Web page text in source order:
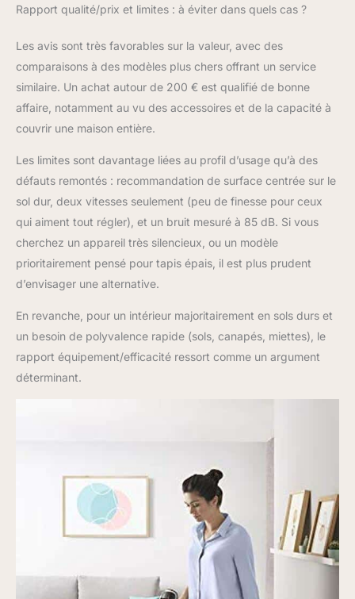
Rapport qualité/prix et limites : à éviter dans quels cas ?
Les avis sont très favorables sur la valeur, avec des
comparaisons à des modèles plus chers offrant un service
similaire. Un achat autour de 200 € est qualifié de bonne
affaire, notamment au vu des accessoires et de la capacité à
couvrir une maison entière.
Les limites sont davantage liées au profil d’usage qu’à des
défauts remontés : recommandation de surface centrée sur le
sol dur, deux vitesses seulement (peu de finesse pour ceux
qui aiment tout régler), et un bruit mesuré à 85 dB. Si vous
cherchez un appareil très silencieux, ou un modèle
prioritairement pensé pour tapis épais, il est plus prudent
d’envisager une alternative.
En revanche, pour un intérieur majoritairement en sols durs et
un besoin de polyvalence rapide (sols, canapés, miettes), le
rapport équipement/efficacité ressort comme un argument
déterminant.